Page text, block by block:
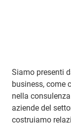
Siamo presenti
business, come
nella
aziende del
costruiamo